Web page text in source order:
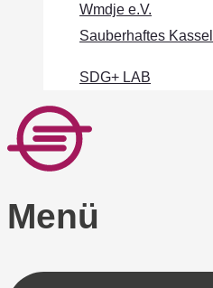
Wmdje e.V.
Sauberhaftes Kassel
SDG+ LAB
Menü